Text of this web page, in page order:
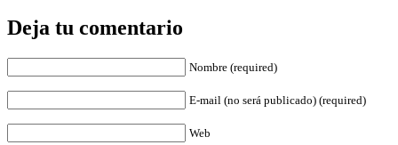
Deja tu comentario
Nombre (required)
E-mail (no será publicado) (required)
Web